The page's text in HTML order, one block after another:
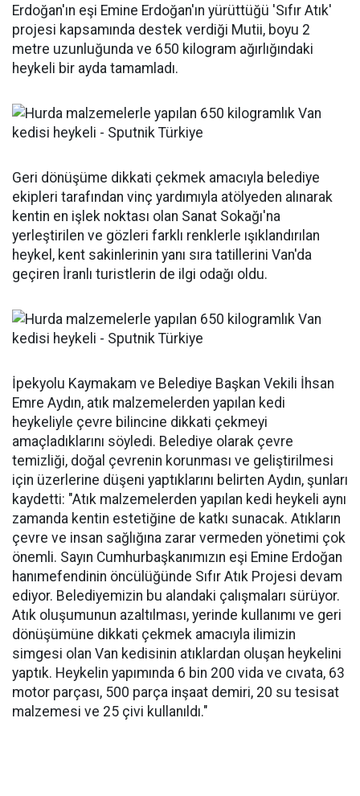
Erdoğan'ın eşi Emine Erdoğan'ın yürüttüğü 'Sıfır Atık'
projesi kapsamında destek verdiği Mutii, boyu 2
metre uzunluğunda ve 650 kilogram ağırlığındaki
heykeli bir ayda tamamladı.
Geri dönüşüme dikkati çekmek amacıyla belediye
ekipleri tarafından vinç yardımıyla atölyeden alınarak
kentin en işlek noktası olan Sanat Sokağı'na
yerleştirilen ve gözleri farklı renklerle ışıklandırılan
heykel, kent sakinlerinin yanı sıra tatillerini Van'da
geçiren İranlı turistlerin de ilgi odağı oldu.
İpekyolu Kaymakam ve Belediye Başkan Vekili İhsan
Emre Aydın, atık malzemelerden yapılan kedi
heykeliyle çevre bilincine dikkati çekmeyi
amaçladıklarını söyledi. Belediye olarak çevre
temizliği, doğal çevrenin korunması ve geliştirilmesi
için üzerlerine düşeni yaptıklarını belirten Aydın, şunları
kaydetti: "Atık malzemelerden yapılan kedi heykeli aynı
zamanda kentin estetiğine de katkı sunacak. Atıkların
çevre ve insan sağlığına zarar vermeden yönetimi çok
önemli. Sayın Cumhurbaşkanımızın eşi Emine Erdoğan
hanımefendinin öncülüğünde Sıfır Atık Projesi devam
ediyor. Belediyemizin bu alandaki çalışmaları sürüyor.
Atık oluşumunun azaltılması, yerinde kullanımı ve geri
dönüşümüne dikkati çekmek amacıyla ilimizin
simgesi olan Van kedisinin atıklardan oluşan heykelini
yaptık. Heykelin yapımında 6 bin 200 vida ve cıvata, 63
motor parçası, 500 parça inşaat demiri, 20 su tesisat
malzemesi ve 25 çivi kullanıldı."